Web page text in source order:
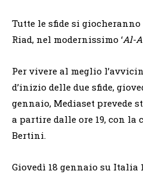
Tutte le sfide si
Riad, nel modernissimo ‘Al-
Per vivere al meglio
d’inizio delle due sfide,
gennaio, Mediaset prevede
a partire dalle ore 19, con la
Bertini.
Giovedì 18 gennaio su Italia